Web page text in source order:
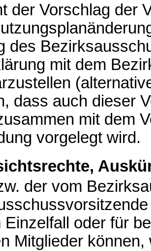
der Vorschlag der
des
mit dem
dass auch dieser
mit dem
vorgelegt wird.
der vom
Einzelfall oder für
Mitglieder